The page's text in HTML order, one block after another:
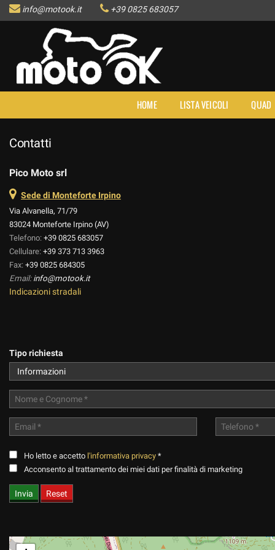
info@motook.it +39 0825 683057
HOME LISTA VEICOLI QUAD
Contatti
Pico Moto srl
Sede di Monteforte Irpino
Via Alvanella, 71/79
83024 Monteforte Irpino (AV)
Telefono: +39 0825 683057
Cellulare: +39 373 713 3963
Fax: +39 0825 684305
Email: info@motook.it
Indicazioni stradali
Tipo richiesta
Ho letto e accetto l'informativa privacy *
Acconsento al trattamento dei miei dati per finalità di marketing